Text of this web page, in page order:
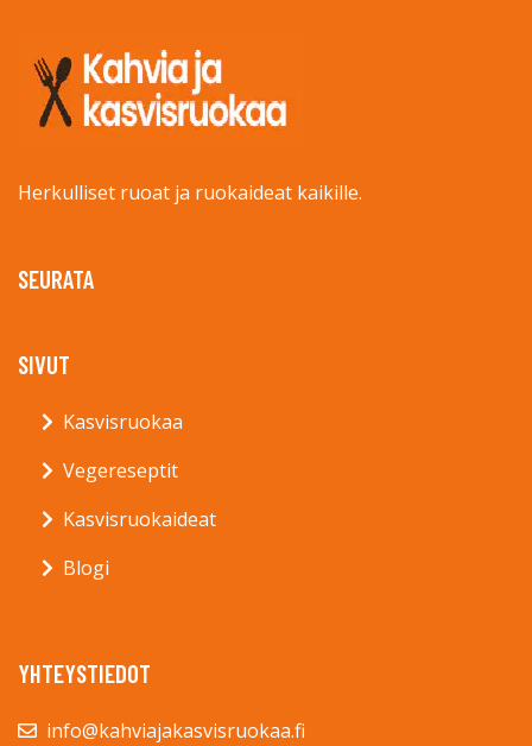
Herkulliset ruoat ja ruokaideat kaikille.
SEURATA
SIVUT
Kasvisruokaa
Vegereseptit
Kasvisruokaideat
Blogi
YHTEYSTIEDOT
info@kahviajakasvisruokaa.fi